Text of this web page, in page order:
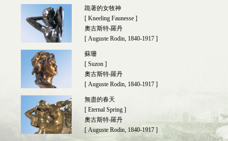
跪著的女牧神
[ Kneeling Faunesse ]
奧古斯特‧羅丹
[ Auguste Rodin, 1840-1917 ]
蘇珊
[ Suzon ]
奧古斯特‧羅丹
[ Auguste Rodin, 1840-1917 ]
無盡的春天
[ Eternal Spring ]
奧古斯特‧羅丹
[ Auguste Rodin, 1840-1917 ]